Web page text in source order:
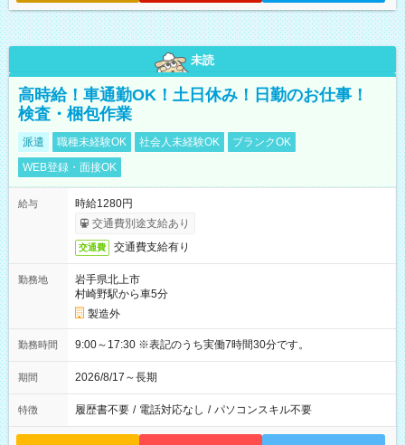
未読
高時給！車通勤OK！土日休み！日勤のお仕事！
検査・梱包作業
派遣 職種未経験OK 社会人未経験OK
ブランクOK
WEB登録・面接OK
給与
時給1280円
交通費別途支給あり
交通費 交通費支給有り
勤務地
岩手県北上市
村崎野駅から車5分
製造外
勤務時間 9:00～17:30 ※表記のうち実働7時間30分です。
期間 2026/8/17～長期
特徴 履歴書不要 / 電話対応なし / パソコンスキル不要